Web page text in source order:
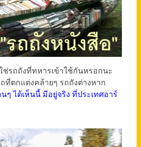
ช่รถถังที่ทหารเข้าใช้กันหรอกนะ
ที่ตกแต่งคล้ายๆ รถถังต่างหาก
ๆ ได้เห็นนี้ มีอยู่จริง ที่ประเทศอาร์